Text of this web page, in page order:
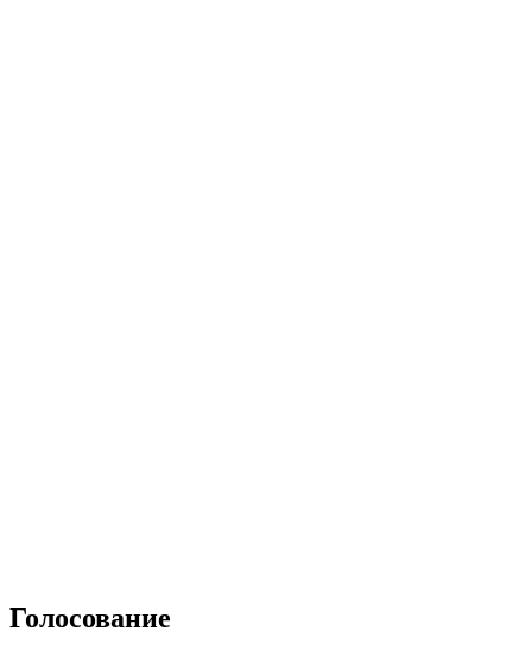
Голосование